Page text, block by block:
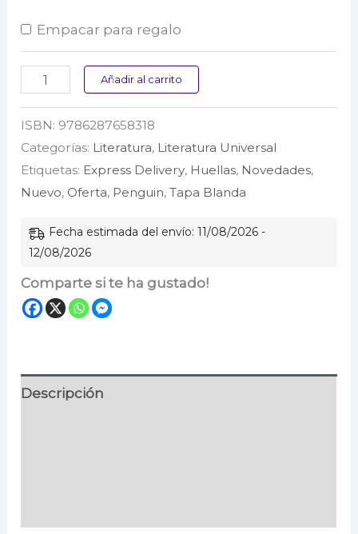
Empacar para regalo
Luciérnaga
Añadir al carrito
ISBN: 9786287658318
Categorías: Literatura, Literatura Universal
Etiquetas: Express Delivery, Huellas, Novedades,
Nuevo, Oferta, Penguin,Tapa Blanda
Fecha estimada del envío: 11/08/2026 -
12/08/2026
Comparte si te ha gustado!
Descripción